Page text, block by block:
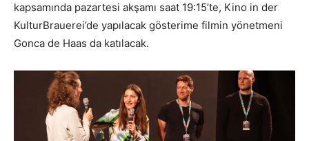
kapsamında pazartesi akşamı saat 19:15’te, Kino in der
KulturBrauerei’de yapılacak gösterime filmin yönetmeni
Gonca de Haas da katılacak.